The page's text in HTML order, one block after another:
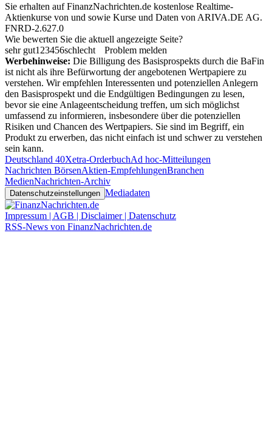
Sie erhalten auf FinanzNachrichten.de kostenlose Realtime-
Aktienkurse von und sowie Kurse und Daten von ARIVA.DE AG.
FNRD-2.627.0
Wie bewerten Sie die aktuell angezeigte Seite?
sehr gut1 23456schlecht
Problem melden
Werbehinweise: Die Billigung des Basisprospekts durch die BaFin
ist nicht als ihre Befürwortung der angebotenen Wertpapiere zu
verstehen. Wir empfehlen Interessenten und potenziellen Anlegern
den Basisprospekt und die Endgültigen Bedingungen zu lesen,
bevor sie eine Anlageentscheidung treffen, um sich möglichst
umfassend zu informieren, insbesondere über die potenziellen
Risiken und Chancen des Wertpapiers. Sie sind im Begriff, ein
Produkt zu erwerben, das nicht einfach ist und schwer zu verstehen
sein kann.
Deutschland 40Xetra-OrderbuchAd hoc-Mitteilungen
Nachrichten BörsenAktien-EmpfehlungenBranchen
MedienNachrichten-Archiv
Datenschutzeinstellungen Mediadaten
Impressum | AGB | Disclaimer | Datenschutz
RSS-News von FinanzNachrichten.de